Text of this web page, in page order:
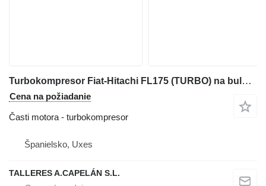
Turbokompresor Fiat-Hitachi FL175 (TURBO) na buldozéra Fiat-Hitachi FL175
Cena na požiadanie
Časti motora - turbokompresor
Španielsko, Uxes
TALLERES A.CAPELÁN S.L.